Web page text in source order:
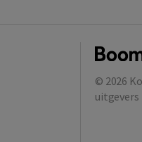
© 2026
uitgevers